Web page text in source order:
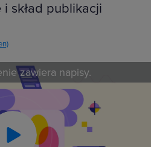
skład publikacji
Play
zawiera napisy.